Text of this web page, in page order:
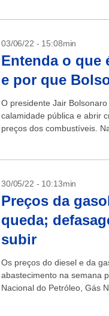
03/06/22 - 15:08min
Entenda o que
e por que
O presidente Jair
calamidade pública e abrir
preços dos combustíveis.
30/05/22 - 10:13min
Preços da
queda;
subir
Os preços do diesel e da
abastecimento na semana
Nacional do Petróleo, Gás